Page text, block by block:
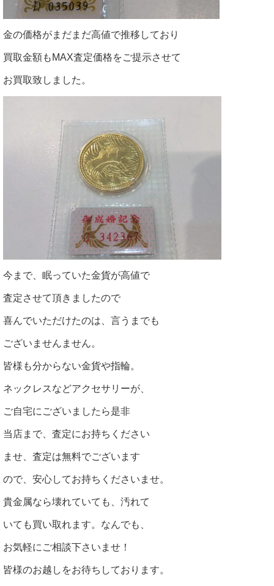
金の価格がまだまだ高値で推移しており
買取金額もMAX査定価格をご提示させて
お買取致しました。
今まで、眠っていた金貨が高値で
査定させて頂きましたので
喜んでいただけたのは、言うまでも
ございませんません。
皆様も分からない金貨や指輪。
ネックレスなどアクセサリーが、
ご自宅にございましたら是非
当店まで、査定にお持ちください
ませ、査定は無料でございます
ので、安心してお持ちくださいませ。
貴金属なら壊れていても、汚れて
いても買い取れます。なんでも、
お気軽にご相談下さいませ！
皆様のお越しをお待ちしております。